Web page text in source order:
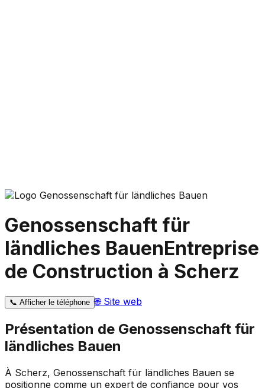
Genossenschaft für
ländliches BauenEntreprise
de Construction à Scherz
📞 Afficher le téléphone 🌐Site web
Présentation de Genossenschaft für
ländliches Bauen
À Scherz, Genossenschaft für ländliches Bauen se
positionne comme un expert de confiance pour vos